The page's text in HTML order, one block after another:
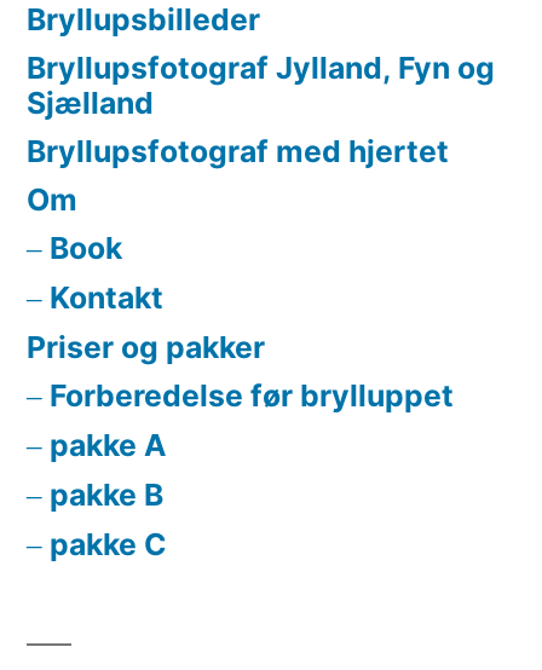
Bryllupsbilleder
Bryllupsfotograf Jylland, Fyn og
Sjælland
Bryllupsfotograf med hjertet
Om
Book
Kontakt
Priser og pakker
Forberedelse før brylluppet
pakke A
pakke B
pakke C